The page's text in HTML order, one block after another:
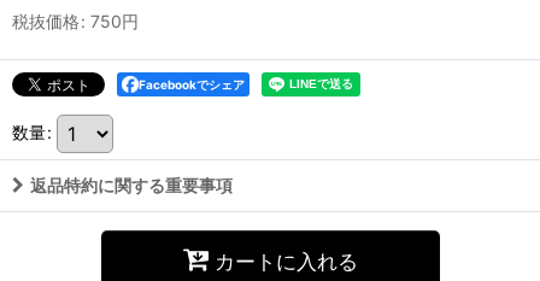
税抜価格: 750円
Facebookでシェア
数量:
返品特約に関する重要事項
カートに入れる